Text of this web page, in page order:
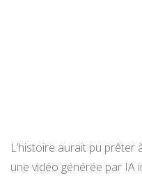
L’histoire aurait pu prêter
une vidéo générée par IA